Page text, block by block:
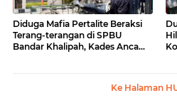
Diduga Mafia Pertalite Beraksi
Terang-terangan di SPBU
Bandar Khalipah, Kades Ancam
Ke Halaman